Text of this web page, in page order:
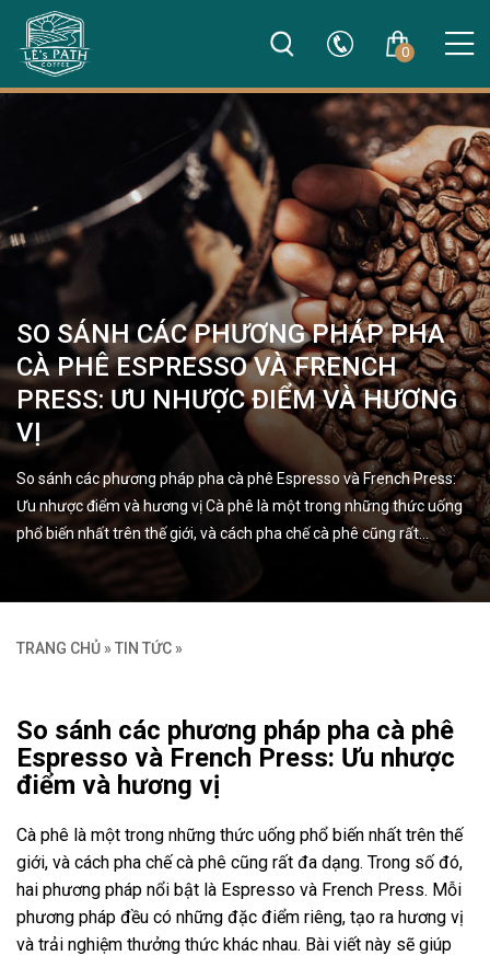
0
SO SÁNH CÁC PHƯƠNG PHÁP PHA
CÀ PHÊ ESPRESSO VÀ FRENCH
PRESS: ƯU NHƯỢC ĐIỂM VÀ HƯƠNG
VỊ
So sánh các phương pháp pha cà phê Espresso và French Press:
Ưu nhược điểm và hương vị Cà phê là một trong những thức uống
phổ biến nhất trên thế giới, và cách pha chế cà phê cũng rất…
TRANG CHỦ » TIN TỨC »
So sánh các phương pháp pha cà phê
Espresso và French Press: Ưu nhược
điểm và hương vị
Cà phê là một trong những thức uống phổ biến nhất trên thế
giới, và cách pha chế cà phê cũng rất đa dạng. Trong số đó,
hai phương pháp nổi bật là Espresso và French Press. Mỗi
phương pháp đều có những đặc điểm riêng, tạo ra hương vị
và trải nghiệm thưởng thức khác nhau. Bài viết này sẽ giúp